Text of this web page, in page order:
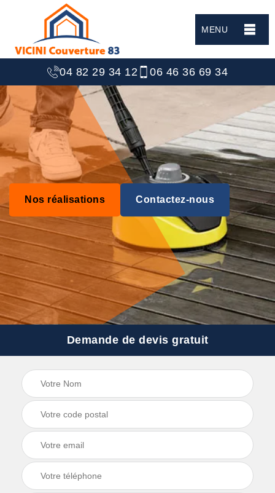
MENU
04 82 29 34 12 06 46 36 69 34
Nos réalisations Contactez-nous
Demande de devis gratuit